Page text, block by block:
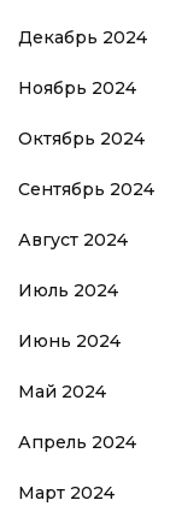
Декабрь 2024
Ноябрь 2024
Октябрь 2024
Сентябрь 2024
Август 2024
Июль 2024
Июнь 2024
Май 2024
Апрель 2024
Март 2024